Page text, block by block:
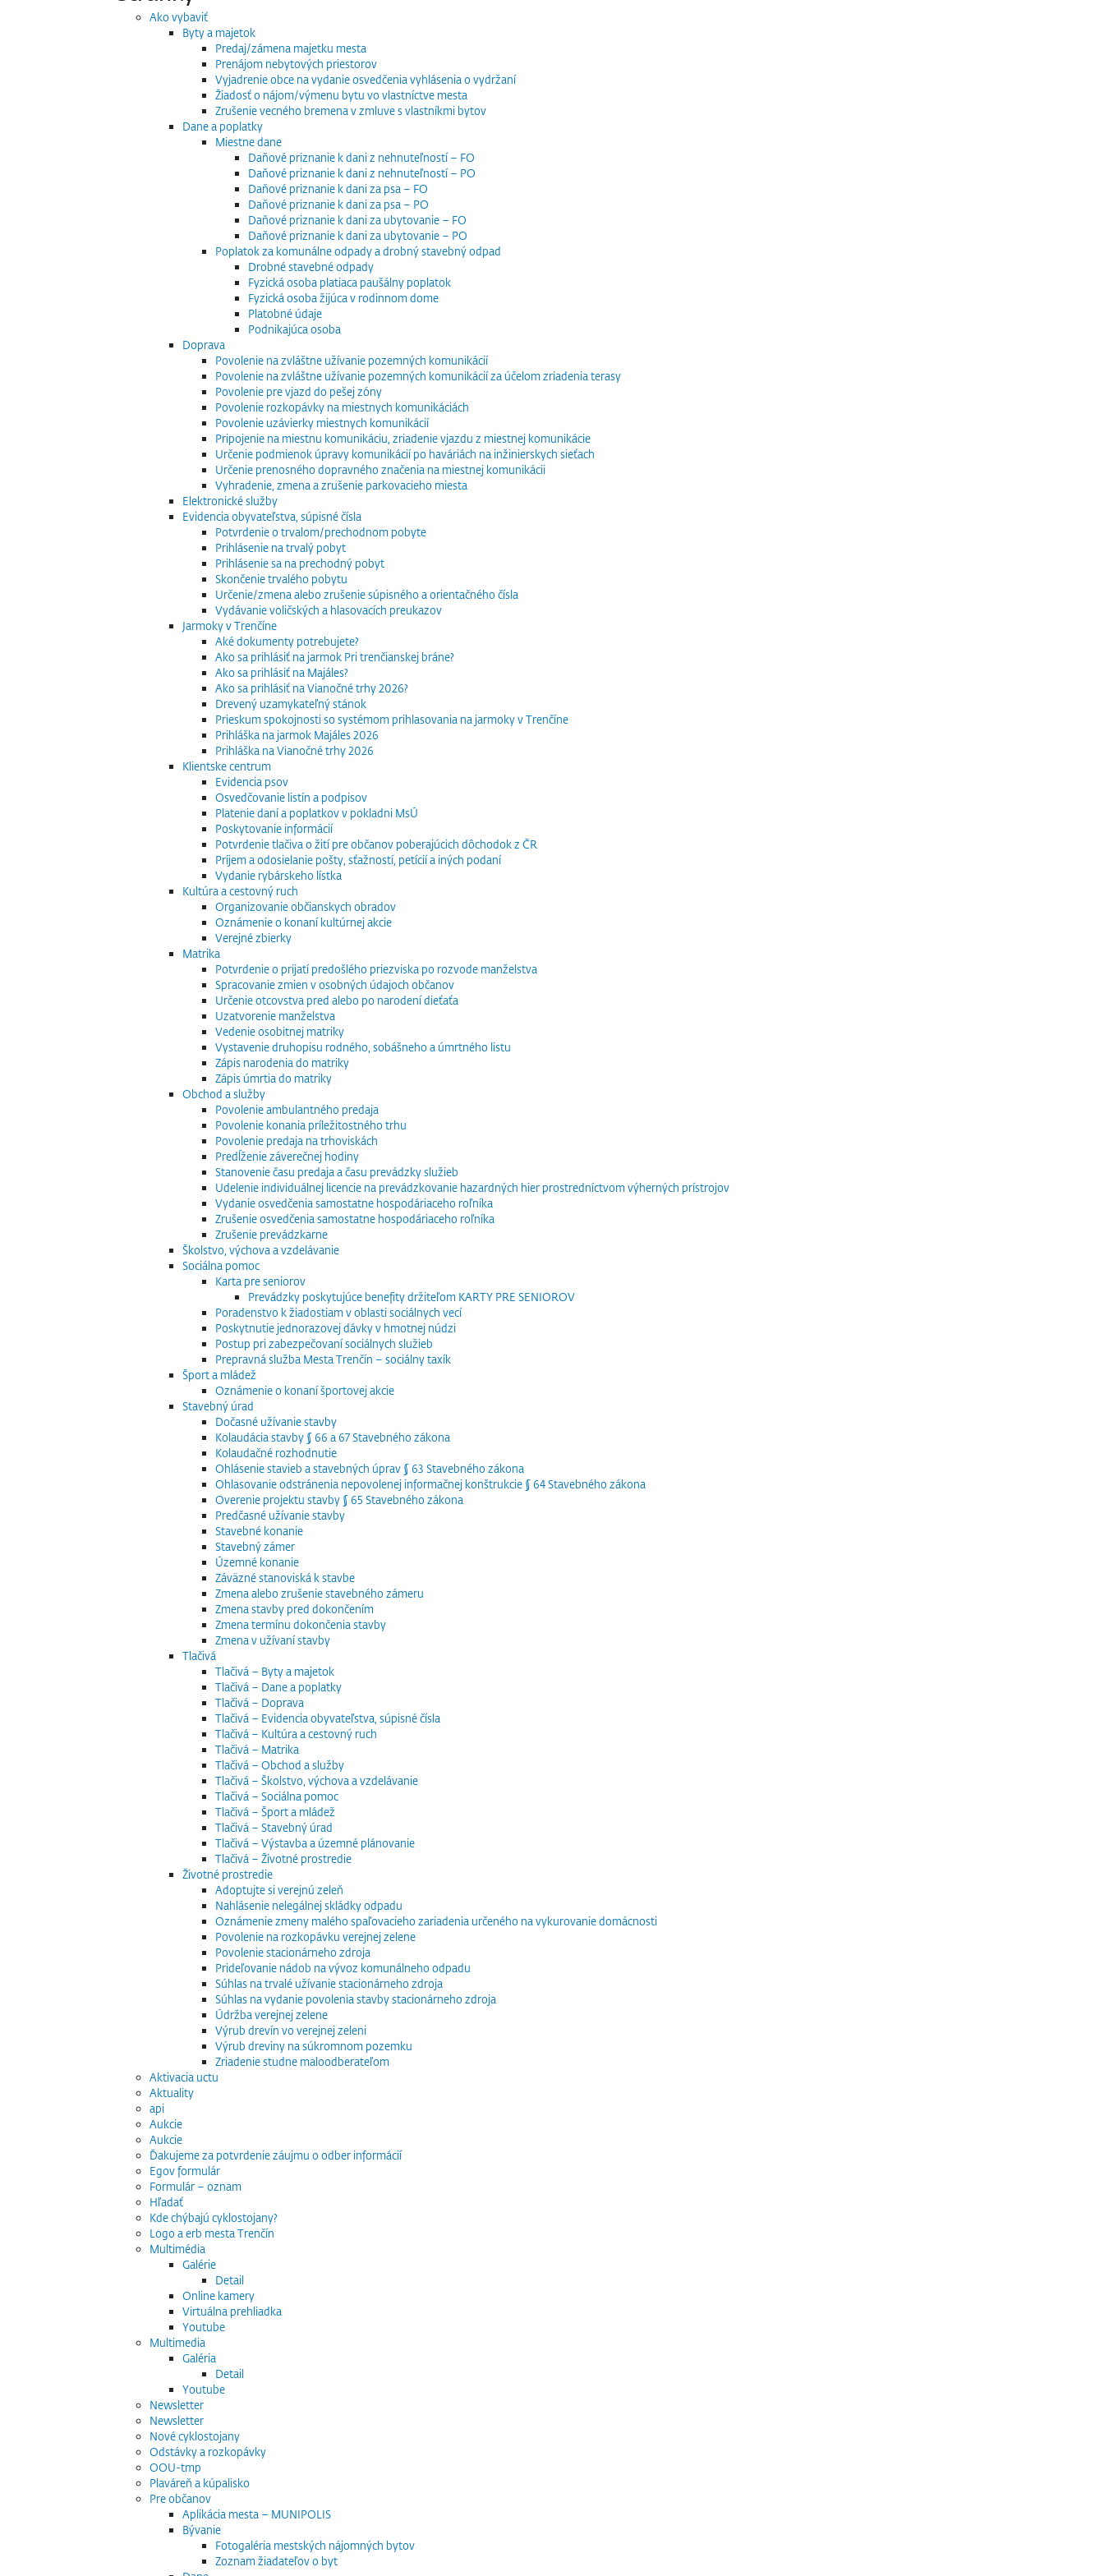
Ako vybaviť
Byty a majetok
Predaj/zámena majetku mesta
Prenájom nebytových priestorov
Vyjadrenie obce na vydanie osvedčenia vyhlásenia o vydržaní
Žiadosť o nájom/výmenu bytu vo vlastníctve mesta
Zrušenie vecného bremena v zmluve s vlastníkmi bytov
Dane a poplatky
Miestne dane
Daňové priznanie k dani z nehnuteľností – FO
Daňové priznanie k dani z nehnuteľností – PO
Daňové priznanie k dani za psa – FO
Daňové priznanie k dani za psa – PO
Daňové priznanie k dani za ubytovanie – FO
Daňové priznanie k dani za ubytovanie – PO
Poplatok za komunálne odpady a drobný stavebný odpad
Drobné stavebné odpady
Fyzická osoba platiaca paušálny poplatok
Fyzická osoba žijúca v rodinnom dome
Platobné údaje
Podnikajúca osoba
Doprava
Povolenie na zvláštne užívanie pozemných komunikácií
Povolenie na zvláštne užívanie pozemných komunikácií za účelom zriadenia terasy
Povolenie pre vjazd do pešej zóny
Povolenie rozkopávky na miestnych komunikáciách
Povolenie uzávierky miestnych komunikácií
Pripojenie na miestnu komunikáciu, zriadenie vjazdu z miestnej komunikácie
Určenie podmienok úpravy komunikácií po haváriách na inžinierskych sieťach
Určenie prenosného dopravného značenia na miestnej komunikácii
Vyhradenie, zmena a zrušenie parkovacieho miesta
Elektronické služby
Evidencia obyvateľstva, súpisné čísla
Potvrdenie o trvalom/prechodnom pobyte
Prihlásenie na trvalý pobyt
Prihlásenie sa na prechodný pobyt
Skončenie trvalého pobytu
Určenie/zmena alebo zrušenie súpisného a orientačného čísla
Vydávanie voličských a hlasovacích preukazov
Jarmoky v Trenčíne
Aké dokumenty potrebujete?
Ako sa prihlásiť na jarmok Pri trenčianskej bráne?
Ako sa prihlásiť na Majáles?
Ako sa prihlásiť na Vianočné trhy 2026?
Drevený uzamykateľný stánok
Prieskum spokojnosti so systémom prihlasovania na jarmoky v Trenčíne
Prihláška na jarmok Majáles 2026
Prihláška na Vianočné trhy 2026
Klientske centrum
Evidencia psov
Osvedčovanie listín a podpisov
Platenie daní a poplatkov v pokladni MsÚ
Poskytovanie informácií
Potvrdenie tlačiva o žití pre občanov poberajúcich dôchodok z ČR
Príjem a odosielanie pošty, sťažností, petícií a iných podaní
Vydanie rybárskeho lístka
Kultúra a cestovný ruch
Organizovanie občianskych obradov
Oznámenie o konaní kultúrnej akcie
Verejné zbierky
Matrika
Potvrdenie o prijatí predošlého priezviska po rozvode manželstva
Spracovanie zmien v osobných údajoch občanov
Určenie otcovstva pred alebo po narodení dieťaťa
Uzatvorenie manželstva
Vedenie osobitnej matriky
Vystavenie druhopisu rodného, sobášneho a úmrtného listu
Zápis narodenia do matriky
Zápis úmrtia do matriky
Obchod a služby
Povolenie ambulantného predaja
Povolenie konania príležitostného trhu
Povolenie predaja na trhoviskách
Predĺženie záverečnej hodiny
Stanovenie času predaja a času prevádzky služieb
Udelenie individuálnej licencie na prevádzkovanie hazardných hier prostredníctvom výherných prístrojov
Vydanie osvedčenia samostatne hospodáriaceho roľníka
Zrušenie osvedčenia samostatne hospodáriaceho roľníka
Zrušenie prevádzkarne
Školstvo, výchova a vzdelávanie
Sociálna pomoc
Karta pre seniorov
Prevádzky poskytujúce benefity držiteľom KARTY PRE SENIOROV
Poradenstvo k žiadostiam v oblasti sociálnych vecí
Poskytnutie jednorazovej dávky v hmotnej núdzi
Postup pri zabezpečovaní sociálnych služieb
Prepravná služba Mesta Trenčín – sociálny taxík
Šport a mládež
Oznámenie o konaní športovej akcie
Stavebný úrad
Dočasné užívanie stavby
Kolaudácia stavby § 66 a 67 Stavebného zákona
Kolaudačné rozhodnutie
Ohlásenie stavieb a stavebných úprav § 63 Stavebného zákona
Ohlasovanie odstránenia nepovolenej informačnej konštrukcie § 64 Stavebného zákona
Overenie projektu stavby § 65 Stavebného zákona
Predčasné užívanie stavby
Stavebné konanie
Stavebný zámer
Územné konanie
Záväzné stanoviská k stavbe
Zmena alebo zrušenie stavebného zámeru
Zmena stavby pred dokončením
Zmena termínu dokončenia stavby
Zmena v užívaní stavby
Tlačivá
Tlačivá – Byty a majetok
Tlačivá – Dane a poplatky
Tlačivá – Doprava
Tlačivá – Evidencia obyvateľstva, súpisné čísla
Tlačivá – Kultúra a cestovný ruch
Tlačivá – Matrika
Tlačivá – Obchod a služby
Tlačivá – Školstvo, výchova a vzdelávanie
Tlačivá – Sociálna pomoc
Tlačivá – Šport a mládež
Tlačivá – Stavebný úrad
Tlačivá – Výstavba a územné plánovanie
Tlačivá – Životné prostredie
Životné prostredie
Adoptujte si verejnú zeleň
Nahlásenie nelegálnej skládky odpadu
Oznámenie zmeny malého spaľovacieho zariadenia určeného na vykurovanie domácnosti
Povolenie na rozkopávku verejnej zelene
Povolenie stacionárneho zdroja
Prideľovanie nádob na vývoz komunálneho odpadu
Súhlas na trvalé užívanie stacionárneho zdroja
Súhlas na vydanie povolenia stavby stacionárneho zdroja
Údržba verejnej zelene
Výrub drevín vo verejnej zeleni
Výrub dreviny na súkromnom pozemku
Zriadenie studne maloodberateľom
Aktivacia uctu
Aktuality
api
Aukcie
Aukcie
Ďakujeme za potvrdenie záujmu o odber informácií
Egov formulár
Formulár – oznam
Hľadať
Kde chýbajú cyklostojany?
Logo a erb mesta Trenčín
Multimédia
Galérie
Detail
Online kamery
Virtuálna prehliadka
Youtube
Multimedia
Galéria
Detail
Youtube
Newsletter
Newsletter
Nové cyklostojany
Odstávky a rozkopávky
OOU-tmp
Plaváreň a kúpalisko
Pre občanov
Aplikácia mesta – MUNIPOLIS
Bývanie
Fotogaléria mestských nájomných bytov
Zoznam žiadateľov o byt